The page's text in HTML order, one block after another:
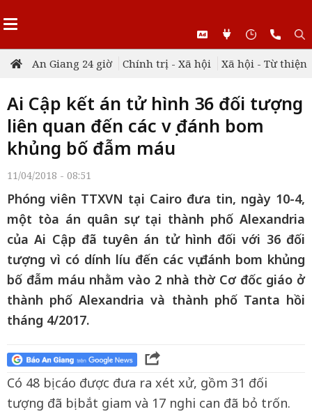
An Giang 24 giờ Chính trị - Xã hội Xã hội - Từ thiện
Ai Cập kết án tử hình 36 đối tượng
liên quan đến các vụ đánh bom
khủng bố đẫm máu
11/04/2018 - 08:51
Phóng viên TTXVN tại Cairo đưa tin, ngày 10-4,
một tòa án quân sự tại thành phố Alexandria
của Ai Cập đã tuyên án tử hình đối với 36 đối
tượng vì có dính líu đến các vụ đánh bom khủng
bố đẫm máu nhằm vào 2 nhà thờ Cơ đốc giáo ở
thành phố Alexandria và thành phố Tanta hồi
tháng 4/2017.
Có 48 bị cáo được đưa ra xét xử, gồm 31 đối
tượng đã bị bắt giam và 17 nghi can đã bỏ trốn.